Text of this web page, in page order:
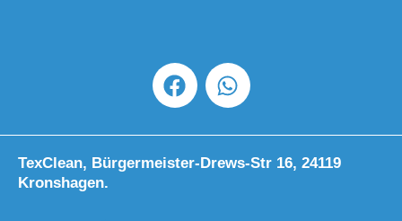
F
a
e
b
W
h
t
s
TexClean, Bürgermeister-Drews-Str 16, 24119
Kronshagen.